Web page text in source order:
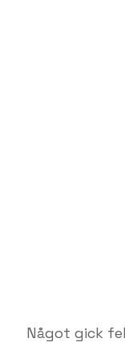
Något gick